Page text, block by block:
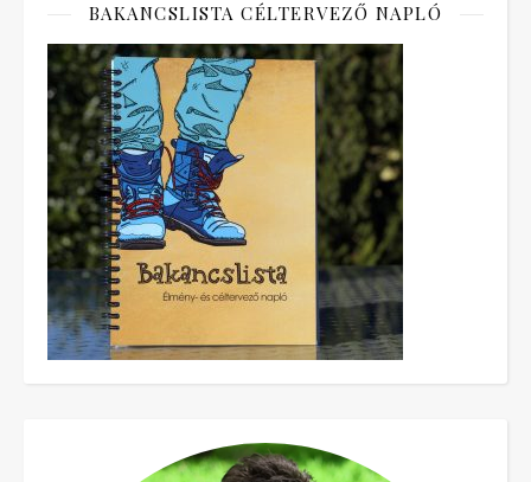
BAKANCSLISTA CÉLTERVEZŐ NAPLÓ